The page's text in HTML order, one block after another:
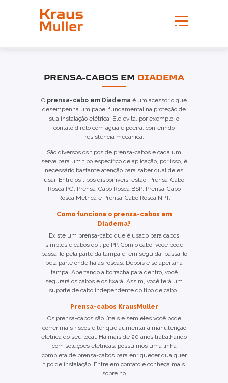
PRENSA-CABOS EM DIADEMA
O prensa-cabo em Diadema é um acessório que
desempenha um papel fundamental na proteção de
sua instalação elétrica. Ele evita, por exemplo, o
contato direto com água e poeira, conferindo
resistência mecânica.
São diversos os tipos de prensa-cabos e cada um
serve para um tipo específico de aplicação, por isso, é
necessário bastante atenção para saber qual deles
usar. Entre os tipos disponíveis, estão: Prensa-Cabo
Rosca PG; Prensa-Cabo Rosca BSP; Prensa-Cabo
Rosca Métrica e Prensa-Cabo Rosca NPT.
Como funciona o prensa-cabos em
Diadema?
Existe um prensa-cabo que é usado para cabos
simples e cabos do tipo PP. Com o cabo, você pode
passá-lo pela parte da tampa e, em seguida, passá-lo
pela parte onde há as roscas. Depois é só apertar a
tampa. Apertando a borracha para dentro, você
segurará os cabos e os fixará. Assim, você terá um
suporte de cabo independente do tipo de cabo.
Prensa-cabos KrausMuller
Os prensa-cabos são úteis e sem eles você pode
correr mais riscos e ter que aumentar a manutenção
elétrica do seu local. Há mais de 20 anos trabalhando
com soluções elétricas, possuímos uma linha
completa de prensa-cabos para enriquecer qualquer
tipo de instalação. Entre em contato e conheça mais
sobre no